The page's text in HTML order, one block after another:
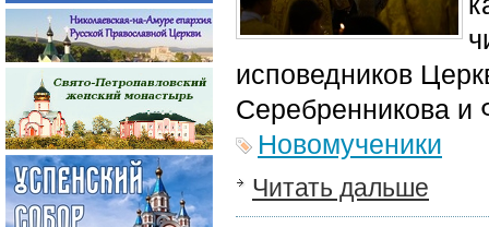
исповедников
Серебренникова и
Новомученики
Читать дальше